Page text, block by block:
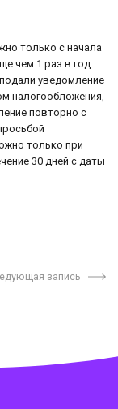
только с начала
чем 1 раз в год.
уведомление
налогообложения,
повторно с
только при
30 дней с даты
запись